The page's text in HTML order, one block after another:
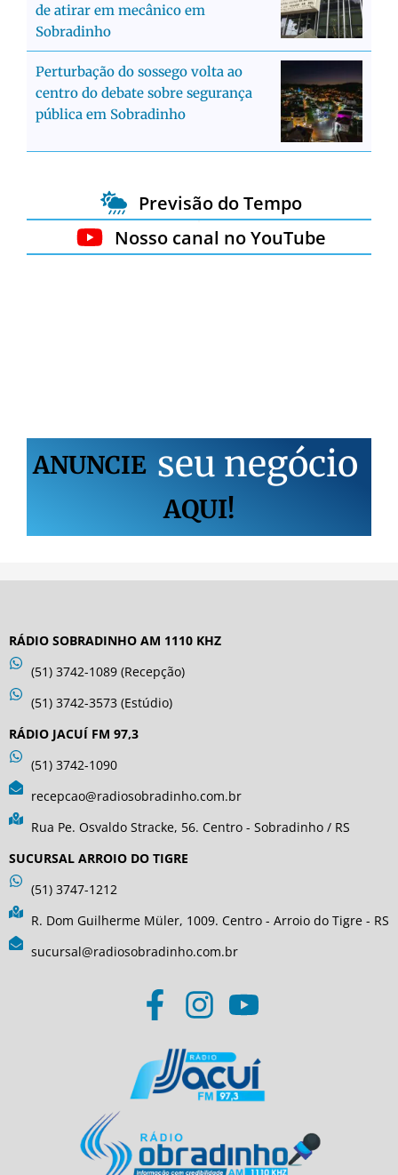
de atirar em mecânico em
Sobradinho
Perturbação do sossego volta ao
centro do debate sobre segurança
pública em Sobradinho
Previsão do Tempo
Nosso canal no YouTube
ANUNCIE seu negócio
AQUI!
RÁDIO SOBRADINHO AM 1110 KHZ
(51) 3742-1089 (Recepção)
(51) 3742-3573 (Estúdio)
RÁDIO JACUÍ FM 97,3
(51) 3742-1090
recepcao@radiosobradinho.com.br
Rua Pe. Osvaldo Stracke, 56. Centro - Sobradinho / RS
SUCURSAL ARROIO DO TIGRE
(51) 3747-1212
R. Dom Guilherme Müler, 1009. Centro - Arroio do Tigre - RS
sucursal@radiosobradinho.com.br